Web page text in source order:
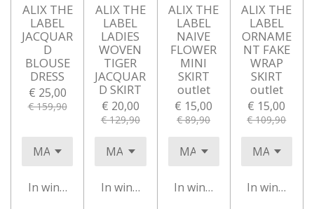
ALIX THE
LABEL
JACQUAR
D
BLOUSE
DRESS
€ 25,00
€ 159,90
In winkelwagen
ALIX THE
LABEL
LADIES
WOVEN
TIGER
JACQUAR
D SKIRT
€ 20,00
€ 129,90
In winkelwagen
ALIX THE
LABEL
NAIVE
FLOWER
MINI
SKIRT
outlet
€ 15,00
€ 89,90
In winkelwagen
ALIX THE
LABEL
ORNAME
NT FAKE
WRAP
SKIRT
outlet
€ 15,00
€ 109,90
In